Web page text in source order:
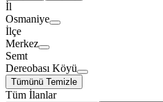
İl
Osmaniye
İlçe
Merkez
Semt
Dereobası Köyü
Tümünü Temizle
Tüm İlanlar